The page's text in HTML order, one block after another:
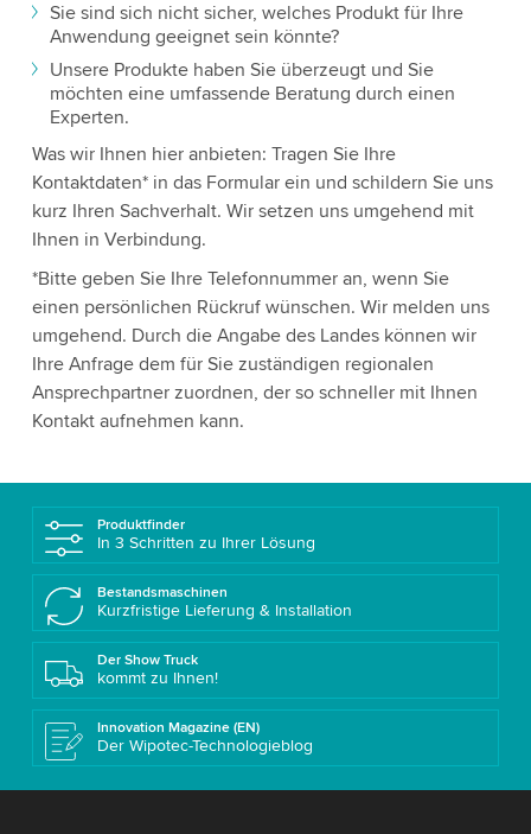
Sie sind sich nicht sicher, welches Produkt für Ihre
Anwendung geeignet sein könnte?
Unsere Produkte haben Sie überzeugt und Sie
möchten eine umfassende Beratung durch einen
Experten.
Was wir Ihnen hier anbieten: Tragen Sie Ihre
Kontaktdaten* in das Formular ein und schildern Sie uns
kurz Ihren Sachverhalt. Wir setzen uns umgehend mit
Ihnen in Verbindung.
*Bitte geben Sie Ihre Telefonnummer an, wenn Sie
einen persönlichen Rückruf wünschen. Wir melden uns
umgehend. Durch die Angabe des Landes können wir
Ihre Anfrage dem für Sie zuständigen regionalen
Ansprechpartner zuordnen, der so schneller mit Ihnen
Kontakt aufnehmen kann.
Produktfinder
In 3 Schritten zu Ihrer Lösung
Bestandsmaschinen
Kurzfristige Lieferung & Installation
Der Show Truck
kommt zu Ihnen!
Innovation Magazine (EN)
Der Wipotec-Technologieblog